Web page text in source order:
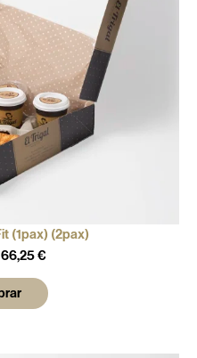
(1pax) (2pax)
66,25€